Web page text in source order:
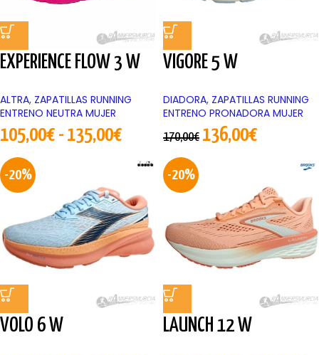
EXPERIENCE FLOW 3 W
ALTRA, ZAPATILLAS RUNNING
ENTRENO NEUTRA MUJER
105,00€ - 135,00€
VIGORE 5 W
DIADORA, ZAPATILLAS RUNNING
ENTRENO PRONADORA MUJER
170,00€ 136,00€
-20%
VOLO 6 W
-20%
LAUNCH 12 W